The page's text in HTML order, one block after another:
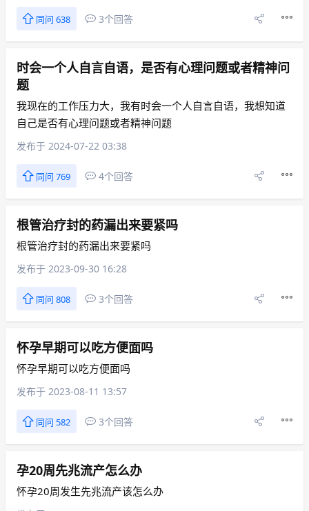
同问 638 3个回答
时会一个人自言自语，是否有心理问题或者精神问
题
我现在的工作压力大，我有时会一个人自言自语，我想知道
自己是否有心理问题或者精神问题
发布于 2024-07-22 03:38
同问 769 4个回答
根管治疗封的药漏出来要紧吗
根管治疗封的药漏出来要紧吗
发布于 2023-09-30 16:28
同问 808 3个回答
怀孕早期可以吃方便面吗
怀孕早期可以吃方便面吗
发布于 2023-08-11 13:57
同问 582 3个回答
孕20周先兆流产怎么办
怀孕20周发生先兆流产该怎么办